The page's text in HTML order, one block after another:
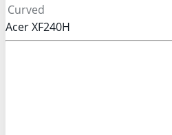
Curved
Acer XF240H